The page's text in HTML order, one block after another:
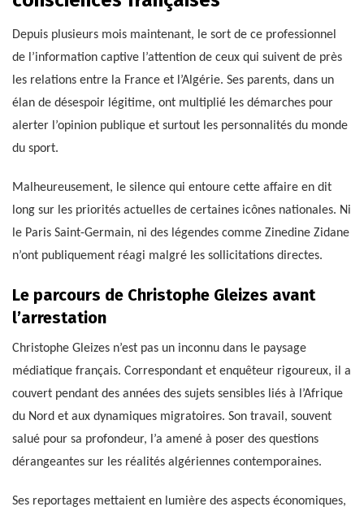
Depuis plusieurs mois maintenant, le sort de ce professionnel
de l’information captive l’attention de ceux qui suivent de près
les relations entre la France et l’Algérie. Ses parents, dans un
élan de désespoir légitime, ont multiplié les démarches pour
alerter l’opinion publique et surtout les personnalités du monde
du sport.
Malheureusement, le silence qui entoure cette affaire en dit
long sur les priorités actuelles de certaines icônes nationales. Ni
le Paris Saint-Germain, ni des légendes comme Zinedine Zidane
n’ont publiquement réagi malgré les sollicitations directes.
Le parcours de Christophe Gleizes avant
l’arrestation
Christophe Gleizes n’est pas un inconnu dans le paysage
médiatique français. Correspondant et enquêteur rigoureux, il a
couvert pendant des années des sujets sensibles liés à l’Afrique
du Nord et aux dynamiques migratoires. Son travail, souvent
salué pour sa profondeur, l’a amené à poser des questions
dérangeantes sur les réalités algériennes contemporaines.
Ses reportages mettaient en lumière des aspects économiques,